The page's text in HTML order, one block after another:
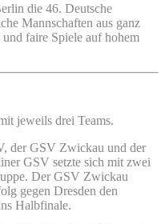
die 46. Deutsche
Mannschaften aus ganz
faire Spiele auf hohem
jeweils drei Teams.
der GSV Zwickau und der
GSV setzte sich mit zwei
Der GSV Zwickau
gegen Dresden den
Halbfinale.